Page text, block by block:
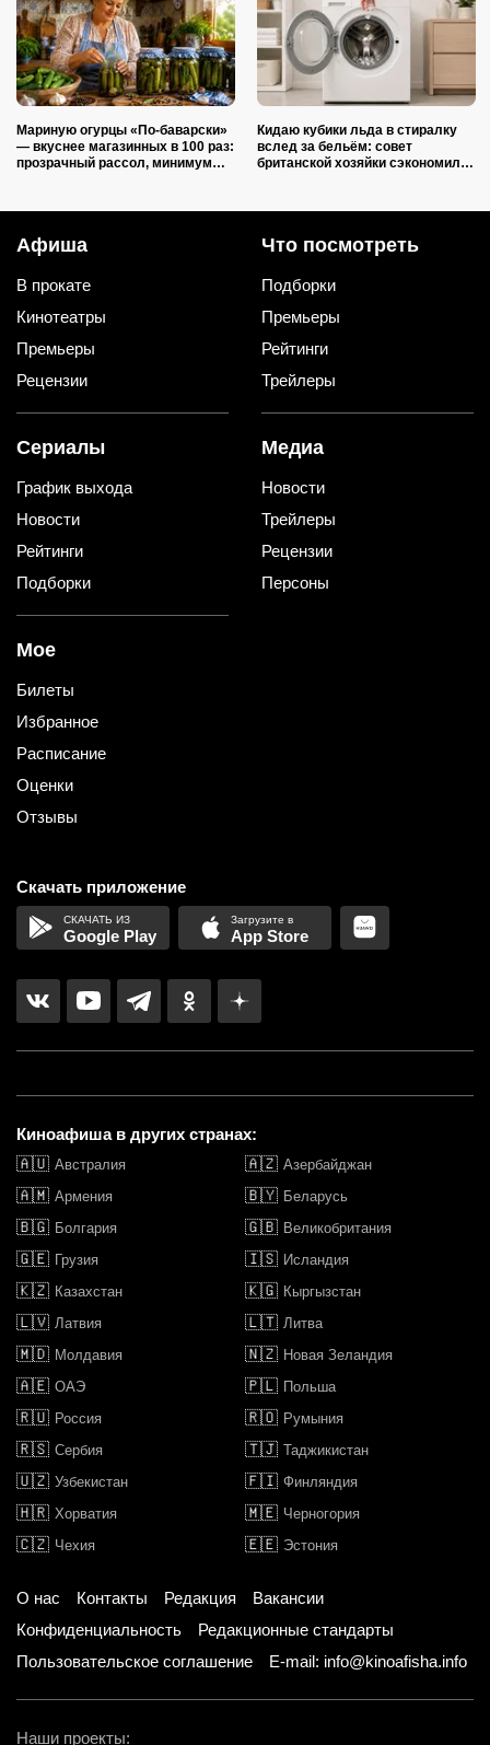
Мариную огурцы «По-баварски»
— вкуснее магазинных в 100 раз:
прозрачный рассол, минимум
Кидаю кубики льда в стиралку
вслед за бельём: совет
британской хозяйки сэкономил
Афиша
В прокате
Кинотеатры
Премьеры
Рецензии
Что посмотреть
Подборки
Премьеры
Рейтинги
Трейлеры
Сериалы
График выхода
Новости
Рейтинги
Подборки
Медиа
Новости
Трейлеры
Рецензии
Персоны
Мое
Билеты
Избранное
Расписание
Оценки
Отзывы
Скачать приложение
Google Play App Store
Киноафиша в других странах:
🇦🇺 Австралия 🇦🇿 Азербайджан
🇦🇲 Армения 🇧🇾 Беларусь
🇧🇬 Болгария 🇬🇧 Великобритания
🇬🇪 Грузия 🇮🇸 Исландия
🇰🇿 Казахстан 🇰🇬 Кыргызстан
🇱🇻 Латвия 🇱🇹 Литва
🇲🇩 Молдавия 🇳🇿 Новая Зеландия
🇦🇪 ОАЭ 🇵🇱 Польша
🇷🇺 Россия 🇷🇴 Румыния
🇷🇸 Сербия 🇹🇯 Таджикистан
🇺🇿 Узбекистан 🇫🇮 Финляндия
🇭🇷 Хорватия 🇲🇪 Черногория
🇨🇿 Чехия 🇪🇪 Эстония
О нас Контакты Редакция
Вакансии
Конфиденциальность
Редакционные стандарты
Пользовательское соглашение
E-mail: info@kinoafisha.info
Наши проекты: